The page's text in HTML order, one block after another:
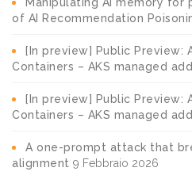
of AI Recommendation
[In preview] Public Preview:
Containers – AKS managed
[In preview] Public Preview:
Containers – AKS managed
A one-prompt attack that
alignment 9 Febbraio 2026